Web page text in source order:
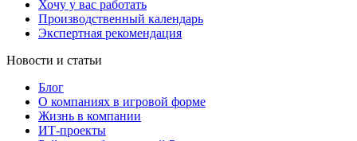
Хочу у вас работать
Производственный календарь
Экспертная рекомендация
Новости и статьи
Блог
О компаниях в игровой форме
Жизнь в компании
ИТ-проекты